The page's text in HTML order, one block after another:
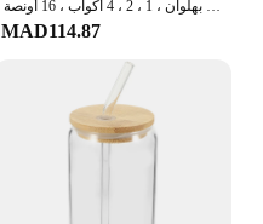
أكواب الشرب مع أغطية الخيزران ومجموعة القش الزجاجي ، أكواب زجاجية على شكل علب ، بيرة ، قهوة مثلجة ، بهلوان ، 1 ، 2 ، 4 أكواب ، 16 أونصة
MAD114.87